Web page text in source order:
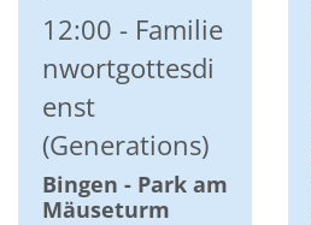
12:00
Familie
nwortgottesdi
enst
(Generations)
Bingen - Park am
Mäuseturm